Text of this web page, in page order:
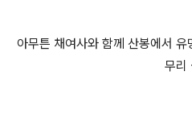
아무튼 채여사와 함께 산봉에서
무리